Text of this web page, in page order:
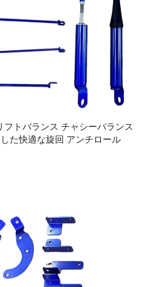
トバランス チャシーバランス
た快適な旋回 アンチロール